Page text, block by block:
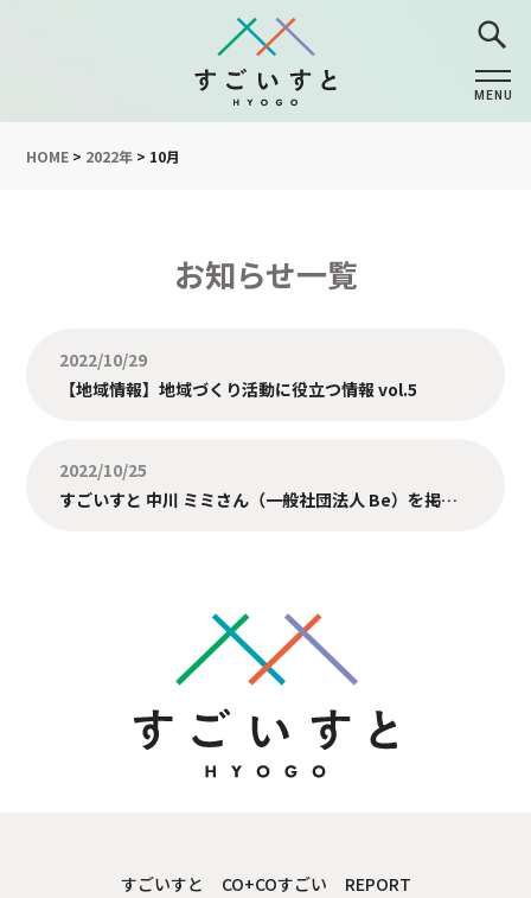
HOME > 2022年 > 10月
お知らせ一覧
2022/10/29
【地域情報】地域づくり活動に役立つ情報 vol.5
2022/10/25
すごいすと 中川 ミミさん（一般社団法人 Be）を掲載しました。
すごいすと CO+COすごい
REPORT
MENU